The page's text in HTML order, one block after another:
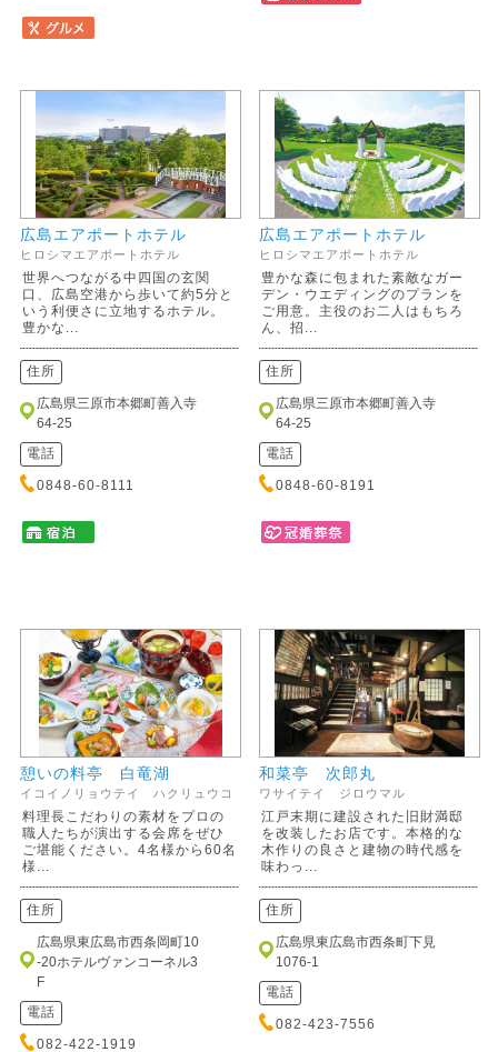
広島エアポートホテル
ヒロシマエアポートホテル
世界へつながる中四国の玄関
口、広島空港から歩いて約5分と
いう利便さに立地するホテル。
豊かな...
住所
広島県三原市本郷町善入寺
64-25
電話
0848-60-8111
広島エアポートホテル
ヒロシマエアポートホテル
豊かな森に包まれた素敵なガー
デン・ウエディングのプランを
ご用意。主役のお二人はもちろ
ん、招...
住所
広島県三原市本郷町善入寺
64-25
電話
0848-60-8191
憩いの料亭 白竜湖
イコイノリョウテイ ハクリュウコ
料理長こだわりの素材をプロの
職人たちが演出する会席をぜひ
ご堪能ください。4名様から60名
様...
住所
広島県東広島市西条岡町10
-20ホテルヴァンコーネル3
F
電話
082-422-1919
和菜亭 次郎丸
ワサイテイ ジロウマル
江戸末期に建設された旧財満邸
を改装したお店です。本格的な
木作りの良さと建物の時代感を
味わっ...
住所
広島県東広島市西条町下見
1076-1
電話
082-423-7556